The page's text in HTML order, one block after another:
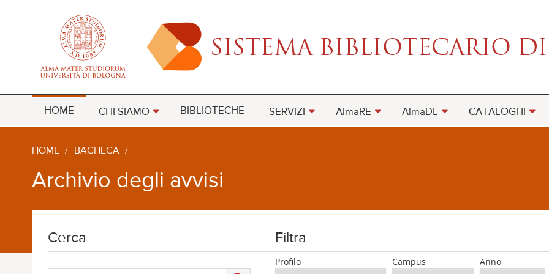
HOME CHI SIAMO BIBLIOTECHE SERVIZI AlmaRE AlmaDL CATALOGHI
HOME / BACHECA /
Archivio degli avvisi
Cerca Filtra
Profilo Campus Anno